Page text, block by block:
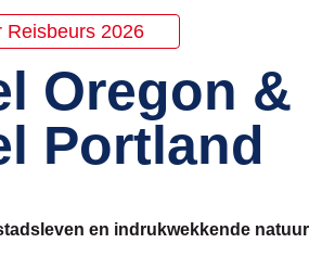
Reisbeurs 2026
Oregon &
Portland
en indrukwekkende natuur